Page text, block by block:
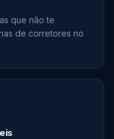
que não te
de corretores no